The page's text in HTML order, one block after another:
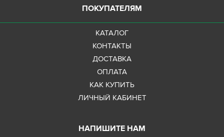
ПОКУПАТЕЛЯМ
КАТАЛОГ
КОНТАКТЫ
ДОСТАВКА
ОПЛАТА
КАК КУПИТЬ
ЛИЧНЫЙ КАБИНЕТ
НАПИШИТЕ НАМ